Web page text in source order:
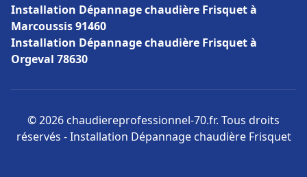
Installation Dépannage chaudière Frisquet à
Marcoussis 91460
Installation Dépannage chaudière Frisquet à
Orgeval 78630
© 2026 chaudiereprofessionnel-70.fr. Tous droits
réservés - Installation Dépannage chaudière Frisquet